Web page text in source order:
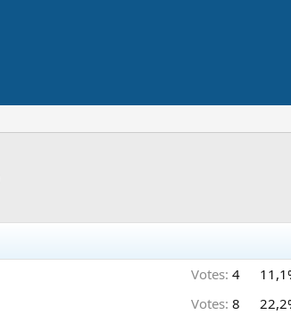
Votes: 4
Votes: 8